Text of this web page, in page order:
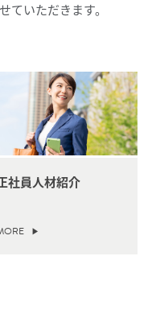
ていただきます。
社員人材紹介